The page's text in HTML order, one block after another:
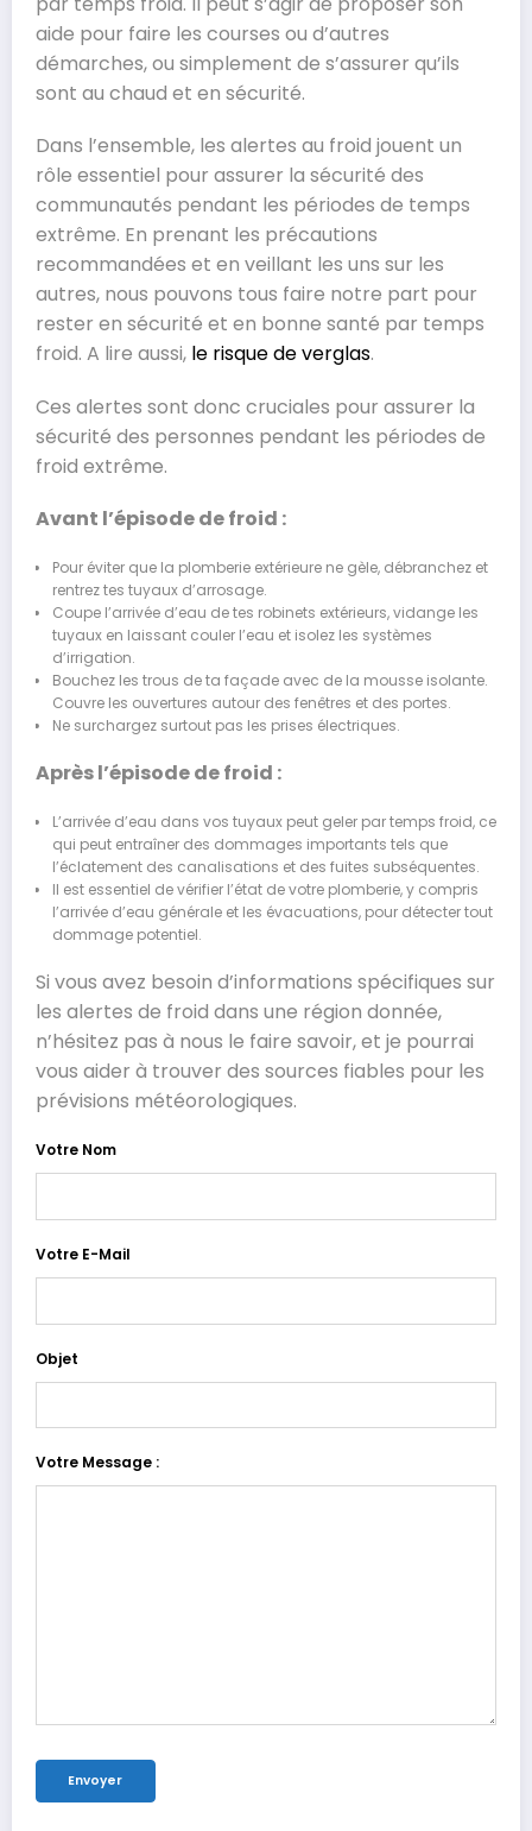
aide pour faire les courses ou d’autres
démarches, ou simplement de s’assurer qu’ils
sont au chaud et en sécurité.
Dans l’ensemble, les alertes au froid jouent un
rôle essentiel pour assurer la sécurité des
communautés pendant les périodes de temps
extrême. En prenant les précautions
recommandées et en veillant les uns sur les
autres, nous pouvons tous faire notre part pour
rester en sécurité et en bonne santé par temps
froid. A lire aussi, le risque de verglas.
Ces alertes sont donc cruciales pour assurer la
sécurité des personnes pendant les périodes de
froid extrême.
Avant l’épisode de froid :
Pour éviter que la plomberie extérieure ne gèle, débranchez et
rentrez tes tuyaux d’arrosage.
Coupe l’arrivée d’eau de tes robinets extérieurs, vidange les
tuyaux en laissant couler l’eau et isolez les systèmes
d’irrigation.
Bouchez les trous de ta façade avec de la mousse isolante.
Couvre les ouvertures autour des fenêtres et des portes.
Ne surchargez surtout pas les prises électriques.
Après l’épisode de froid :
L’arrivée d’eau dans vos tuyaux peut geler par temps froid, ce
qui peut entraîner des dommages importants tels que
l’éclatement des canalisations et des fuites subséquentes.
Il est essentiel de vérifier l’état de votre plomberie, y compris
l’arrivée d’eau générale et les évacuations, pour détecter tout
dommage potentiel.
Si vous avez besoin d’informations spécifiques sur
les alertes de froid dans une région donnée,
n’hésitez pas à nous le faire savoir, et je pourrai
vous aider à trouver des sources fiables pour les
prévisions météorologiques.
Votre Nom
Votre E-Mail
Objet
Votre Message :